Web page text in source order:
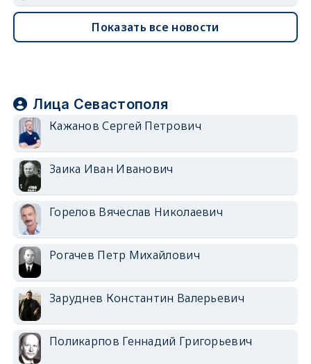
Показать все новости
Лица Севастополя
Кажанов Сергей Петрович
Заика Иван Иванович
Горелов Вячеслав Николаевич
Рогачев Петр Михайлович
Заруднев Константин Валерьевич
Поликарпов Геннадий Григорьевич